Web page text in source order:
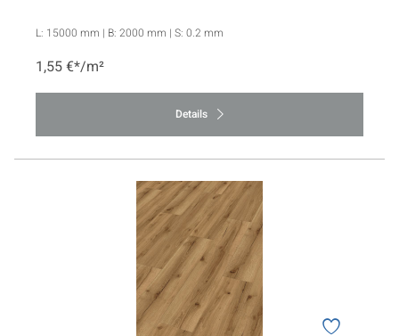
L: 15000 mm | B: 2000 mm | S: 0.2 mm
1,55 €*/m²
Details